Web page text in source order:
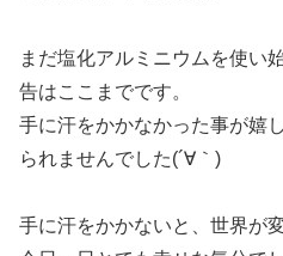
まだ塩化アルミニウムを使い
告はここまでです。
手に汗をかかなかった事が嬉
られませんでした(´∀｀)
手に汗をかかないと、世界が